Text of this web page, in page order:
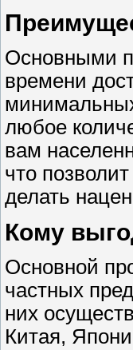
Основными
времени
любое
вам
что
делать
Кому
Основной
частных
них
Китая,